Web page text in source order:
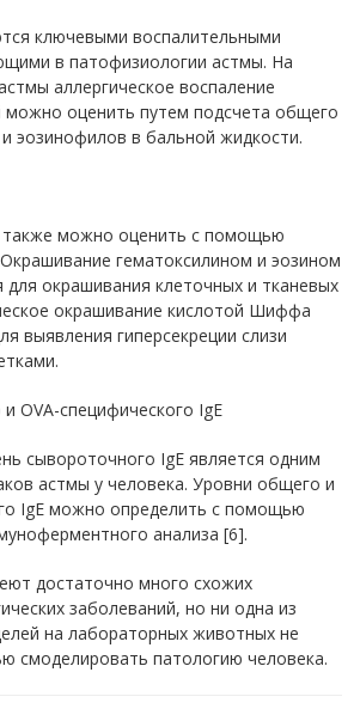
ключевыми воспалительными
в патофизиологии астмы. На
аллергическое воспаление
можно оценить путем подсчета общего
эозинофилов в бальной жидкости.
также можно оценить с помощью
Окрашивание гематоксилином и эозином
для окрашивания клеточных и тканевых
окрашивание кислотой Шиффа
выявления гиперсекреции слизи
OVA-специфического IgE
сывороточного IgE является одним
астмы у человека. Уровни общего и
IgE можно определить с помощью
анализа [6].
достаточно много схожих
заболеваний, но ни одна из
на лабораторных животных не
смоделировать патологию человека.